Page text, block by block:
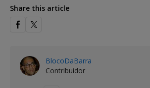
Share this article
BlocoDaBarra
Contribuidor